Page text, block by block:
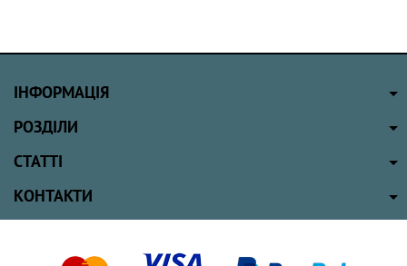
ІНФОРМАЦІЯ
РОЗДІЛИ
СТАТТІ
КОНТАКТИ